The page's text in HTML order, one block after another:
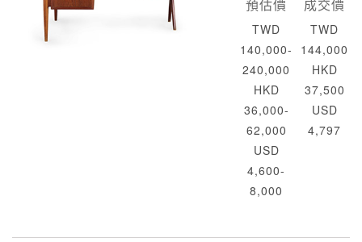
預估價
TWD
140,000-
240,000
HKD
36,000-
62,000
USD
4,600-
8,000
成交價
TWD
144,000
HKD
37,500
USD
4,797